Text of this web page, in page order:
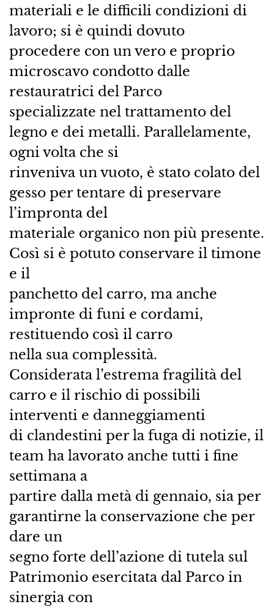
materiali e le difficili condizioni di
lavoro; si è quindi dovuto
procedere con un vero e proprio
microscavo condotto dalle
restauratrici del Parco
specializzate nel trattamento del
legno e dei metalli. Parallelamente,
ogni volta che si
rinveniva un vuoto, è stato colato del
gesso per tentare di preservare
l’impronta del
materiale organico non più presente.
Così si è potuto conservare il timone
e il
panchetto del carro, ma anche
impronte di funi e cordami,
restituendo così il carro
nella sua complessità.
Considerata l’estrema fragilità del
carro e il rischio di possibili
interventi e danneggiamenti
di clandestini per la fuga di notizie, il
team ha lavorato anche tutti i fine
settimana a
partire dalla metà di gennaio, sia per
garantirne la conservazione che per
dare un
segno forte dell’azione di tutela sul
Patrimonio esercitata dal Parco in
sinergia con